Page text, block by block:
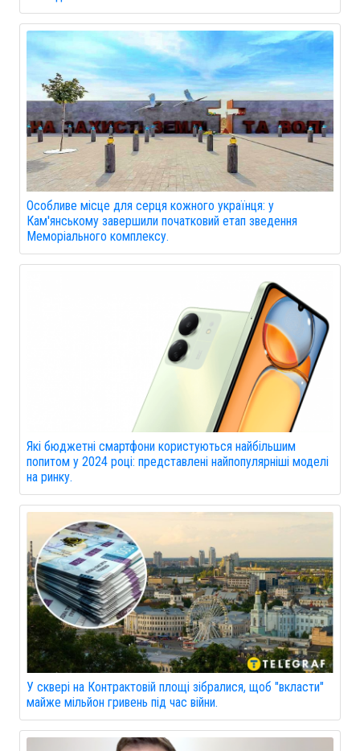
Особливе місце для серця кожного українця: у
Кам'янському завершили початковий етап зведення
Меморіального комплексу.
Які бюджетні смартфони користуються найбільшим
попитом у 2024 році: представлені найпопулярніші моделі
на ринку.
У сквері на Контрактовій площі зібралися, щоб "вкласти"
майже мільйон гривень під час війни.